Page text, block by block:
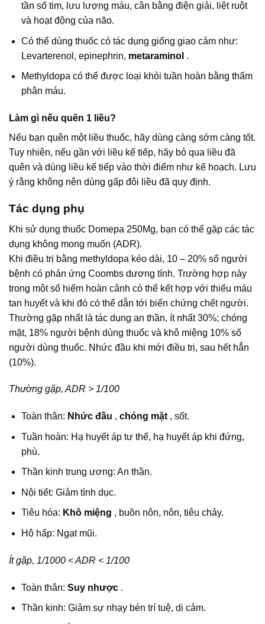
tần số tim, lưu lượng máu, cân bằng điện giải, liệt ruột
và hoạt động của não.
Có thể dùng thuốc có tác dụng giống giao cảm như:
Levarterenol, epinephrin, metaraminol .
Methyldopa có thể được loại khỏi tuần hoàn bằng thẩm
phân máu.
Làm gì nếu quên 1 liều?
Nếu bạn quên một liều thuốc, hãy dùng càng sớm càng tốt.
Tuy nhiên, nếu gần với liều kế tiếp, hãy bỏ qua liều đã
quên và dùng liều kế tiếp vào thời điểm như kế hoạch. Lưu
ý rằng không nên dùng gấp đôi liều đã quy định.
Tác dụng phụ
Khi sử dụng thuốc Domepa 250Mg, bạn có thể gặp các tác
dụng không mong muốn (ADR).
Khi điều trị bằng methyldopa kéo dài, 10 – 20% số người
bệnh có phản ứng Coombs dương tính. Trường hợp này
trong một số hiếm hoàn cảnh có thể kết hợp với thiếu máu
tan huyết và khi đó có thể dẫn tới biến chứng chết người.
Thường gặp nhất là tác dụng an thần, ít nhất 30%; chóng
mặt, 18% người bệnh dùng thuốc và khô miệng 10% số
người dùng thuốc. Nhức đầu khi mới điều trị, sau hết hẳn
(10%).
Thường gặp, ADR > 1/100
Toàn thân: Nhức đầu , chóng mặt , sốt.
Tuần hoàn: Hạ huyết áp tư thế, hạ huyết áp khi đứng,
phù.
Thần kinh trung ương: An thần.
Nội tiết: Giảm tình dục.
Tiêu hóa: Khô miệng , buồn nôn, nôn, tiêu chảy.
Hô hấp: Ngạt mũi.
Ít gặp, 1/1000 < ADR < 1/100
Toàn thân: Suy nhược .
Thần kinh: Giảm sự nhạy bén trí tuệ, dị cảm.